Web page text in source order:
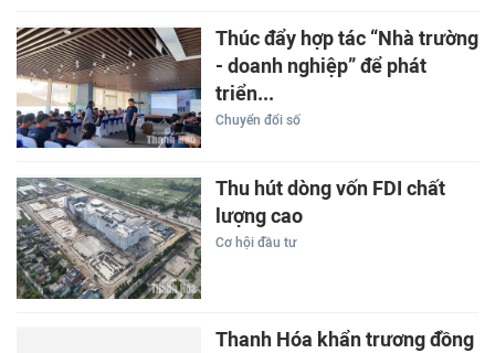
Thúc đẩy hợp tác “Nhà trường
- doanh nghiệp” để phát
triển...
Chuyển đổi số
Thu hút dòng vốn FDI chất
lượng cao
Cơ hội đầu tư
Thanh Hóa khẩn trương đồng